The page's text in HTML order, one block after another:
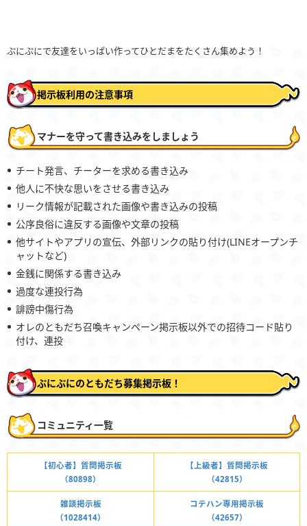
ぷにぷにで友達をいっぱい作ってひとだまをたくさん集めよう！
掲示板利用の注意事項
マナーを守って書き込みをしましょう
チート発言、チーターを求める書き込み
他人に不快な思いをさせる書き込み
リーク情報が記載された画像や書き込みの投稿
公序良俗に違反する画像や文章の投稿
他サイトやアプリの宣伝、外部リンクの貼り付け(LINEオープンチ
ャットなど)
金銭に関係する書き込み
過度な連投行為
誹謗中傷行為
オレのともだち召喚キャンペーン掲示板以外での招待コード貼り
付け、連投
ぷにぷにのともだち募集掲示板！
コミュニティ一覧
【初心者】質問掲示板
（80898）
【上級者】質問掲示板
（42815）
雑談掲示板
（1028414）
コテハン専用掲示板
（42657）